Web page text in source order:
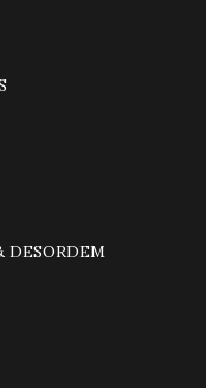
SENA
SANTOS
& DESORDEM